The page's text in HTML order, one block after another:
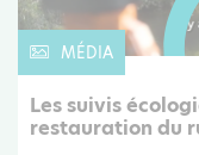
MÉDIA
Les suivis
restauration du